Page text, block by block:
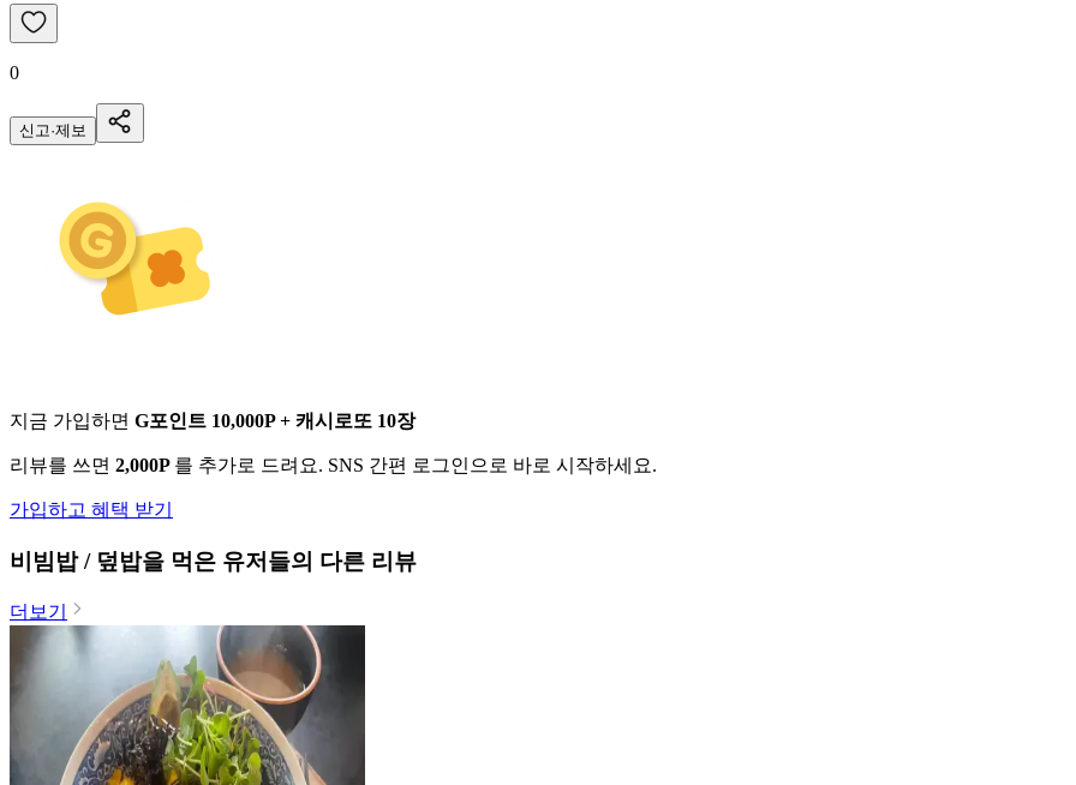
0
신고·제보
지금 가입하면 G포인트 10,000P + 캐시로또 10장
리뷰를 쓰면 2,000P 를 추가로 드려요. SNS 간편 로그인으로 바로 시작하세요.
가입하고 혜택 받기
비빔밥 / 덮밥을 먹은 유저들의 다른 리뷰
더보기